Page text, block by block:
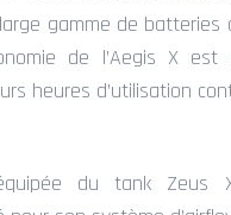
gamme de batteries
de l’Aegis X est
heures d’utilisation
du tank Zeus